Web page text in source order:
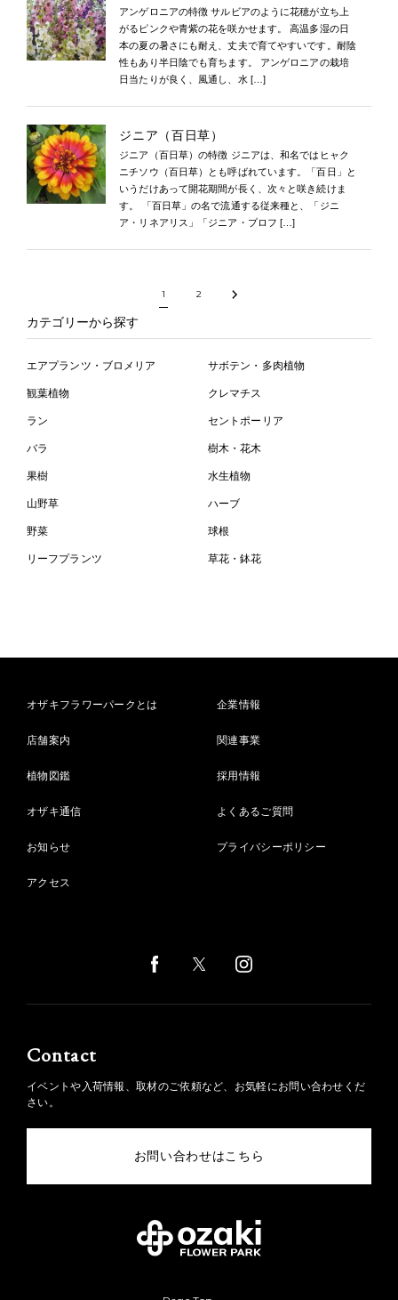
アンゲロニアの特徴 サルビアのように花穂が立ち上
がるピンクや青紫の花を咲かせます。 高温多湿の日
本の夏の暑さにも耐え、丈夫で育てやすいです。耐陰
性もあり半日陰でも育ちます。 アンゲロニアの栽培
日当たりが良く、風通し、水 […]
ジニア（百日草）
ジニア（百日草）の特徴 ジニアは、和名ではヒャク
ニチソウ（百日草）とも呼ばれています。「百日」と
いうだけあって開花期間が長く、次々と咲き続けま
す。 「百日草」の名で流通する従来種と、「ジニ
ア・リネアリス」「ジニア・プロフ […]
1 2
カテゴリーから探す
エアプランツ・ブロメリア サボテン・多肉植物
観葉植物 クレマチス
ラン セントポーリア
バラ 樹木・花木
果樹 水生植物
山野草 ハーブ
野菜 球根
リーフプランツ 草花・鉢花
オザキフラワーパークとは
店舗案内
植物図鑑
オザキ通信
お知らせ
アクセス
企業情報
関連事業
採用情報
よくあるご質問
プライバシーポリシー
Contact
イベントや入荷情報、取材のご依頼など、お気軽にお問い合わせくだ
さい。
お問い合わせはこちら